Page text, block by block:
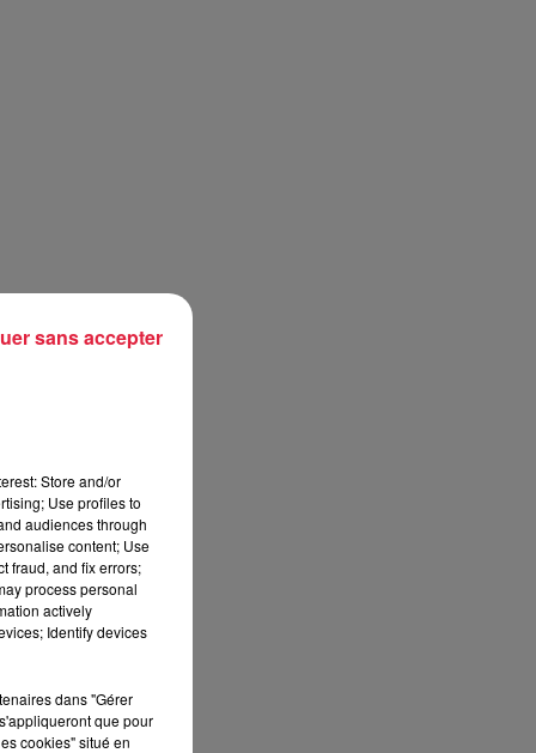
Store and/or
Use profiles to
audiences through
content; Use
fraud, and fix errors;
process personal
actively
Identify devices
dans "Gérer
que pour
cookies" situé en
sans accepter